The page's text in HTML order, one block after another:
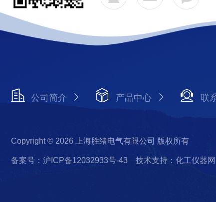
公司简介 产品中心 联
Copyright © 2026 上海胜绪电气有限公司 版权所有
备案号：沪ICP备12032933号-43 技术支持：化工仪器网